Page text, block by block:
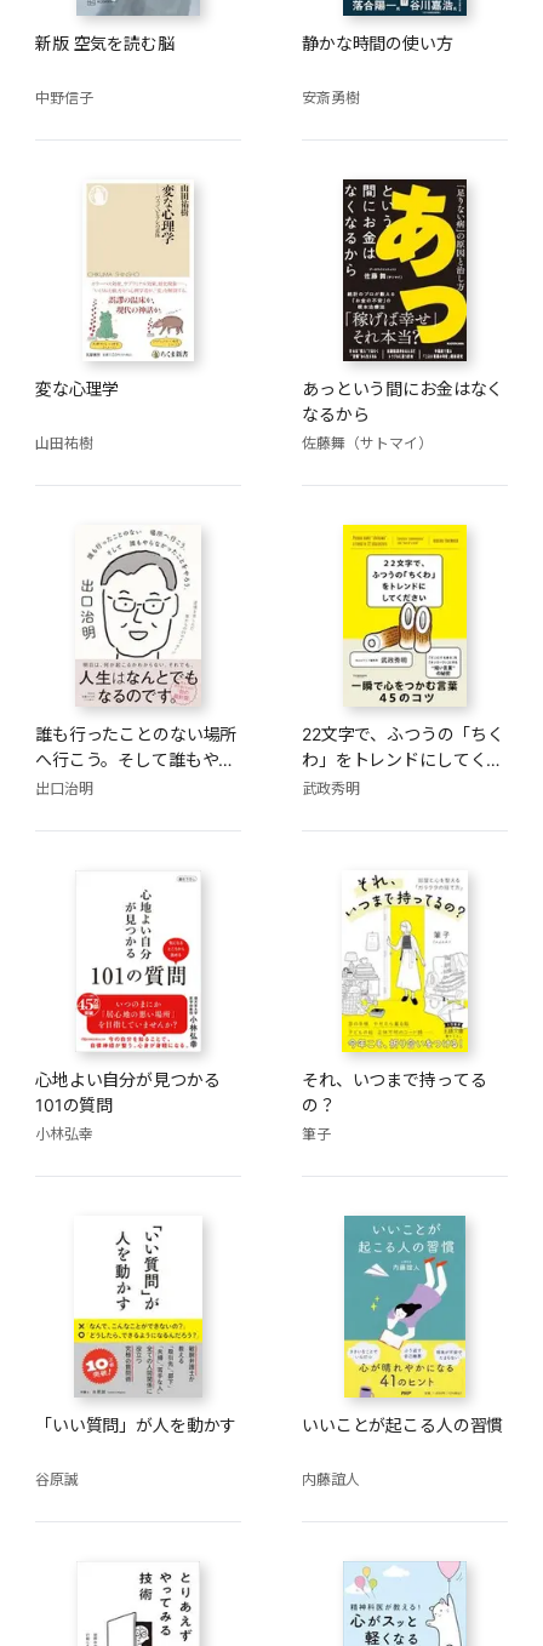
新版 空気を読む脳
中野信子
静かな時間の使い方
安斎勇樹
変な心理学
山田祐樹
あっという間にお金はなく
なるから
佐藤舞（サトマイ）
誰も行ったことのない場所
へ行こう。そして誰もやら
なかったことをやろう。
出口治明
22文字で、ふつうの「ちく
わ」をトレンドにしてくだ
さい
武政秀明
心地よい自分が見つかる
101の質問
小林弘幸
それ、いつまで持ってる
の？
筆子
「いい質問」が人を動かす
谷原誠
いいことが起こる人の習慣
内藤誼人